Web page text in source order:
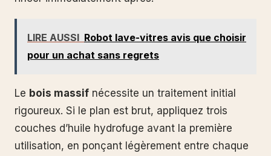
LIRE AUSSI Robot lave-vitres avis que choisir
pour un achat sans regrets
Le bois massif nécessite un traitement initial
rigoureux. Si le plan est brut, appliquez trois
couches d’huile hydrofuge avant la première
utilisation, en ponçant légèrement entre chaque